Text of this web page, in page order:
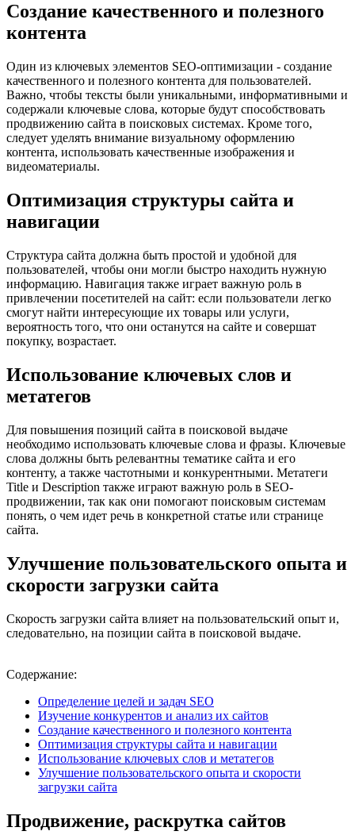
Создание качественного и полезного
контента
Один из ключевых элементов SEO-оптимизации - создание
качественного и полезного контента для пользователей.
Важно, чтобы тексты были уникальными, информативными и
содержали ключевые слова, которые будут способствовать
продвижению сайта в поисковых системах. Кроме того,
следует уделять внимание визуальному оформлению
контента, использовать качественные изображения и
видеоматериалы.
Оптимизация структуры сайта и
навигации
Структура сайта должна быть простой и удобной для
пользователей, чтобы они могли быстро находить нужную
информацию. Навигация также играет важную роль в
привлечении посетителей на сайт: если пользователи легко
смогут найти интересующие их товары или услуги,
вероятность того, что они останутся на сайте и совершат
покупку, возрастает.
Использование ключевых слов и
метатегов
Для повышения позиций сайта в поисковой выдаче
необходимо использовать ключевые слова и фразы. Ключевые
слова должны быть релевантны тематике сайта и его
контенту, а также частотными и конкурентными. Метатеги
Title и Description также играют важную роль в SEO-
продвижении, так как они помогают поисковым системам
понять, о чем идет речь в конкретной статье или странице
сайта.
Улучшение пользовательского опыта и
скорости загрузки сайта
Скорость загрузки сайта влияет на пользовательский опыт и,
следовательно, на позиции сайта в поисковой выдаче.
Содержание:
Определение целей и задач SEO
Изучение конкурентов и анализ их сайтов
Создание качественного и полезного контента
Оптимизация структуры сайта и навигации
Использование ключевых слов и метатегов
Улучшение пользовательского опыта и скорости
загрузки сайта
Продвижение, раскрутка сайтов